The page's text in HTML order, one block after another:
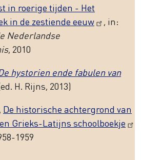
in roerige tijden - Het
in de zestiende eeuw
, in:
Nederlandse
, 2010
hystorien ende fabulen van
H. Rijns, 2013)
De historische achtergrond van
Grieks-Latijns schoolboekje
1959